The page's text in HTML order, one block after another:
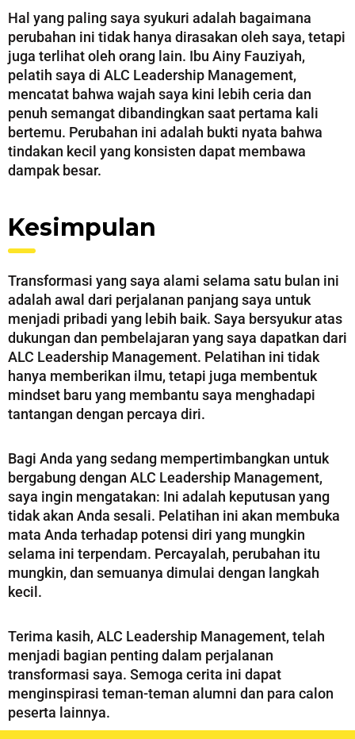
Hal yang paling saya syukuri adalah bagaimana
perubahan ini tidak hanya dirasakan oleh saya, tetapi
juga terlihat oleh orang lain. Ibu Ainy Fauziyah,
pelatih saya di ALC Leadership Management,
mencatat bahwa wajah saya kini lebih ceria dan
penuh semangat dibandingkan saat pertama kali
bertemu. Perubahan ini adalah bukti nyata bahwa
tindakan kecil yang konsisten dapat membawa
dampak besar.
Kesimpulan
Transformasi yang saya alami selama satu bulan ini
adalah awal dari perjalanan panjang saya untuk
menjadi pribadi yang lebih baik. Saya bersyukur atas
dukungan dan pembelajaran yang saya dapatkan dari
ALC Leadership Management. Pelatihan ini tidak
hanya memberikan ilmu, tetapi juga membentuk
mindset baru yang membantu saya menghadapi
tantangan dengan percaya diri.
Bagi Anda yang sedang mempertimbangkan untuk
bergabung dengan ALC Leadership Management,
saya ingin mengatakan: Ini adalah keputusan yang
tidak akan Anda sesali. Pelatihan ini akan membuka
mata Anda terhadap potensi diri yang mungkin
selama ini terpendam. Percayalah, perubahan itu
mungkin, dan semuanya dimulai dengan langkah
kecil.
Terima kasih, ALC Leadership Management, telah
menjadi bagian penting dalam perjalanan
transformasi saya. Semoga cerita ini dapat
menginspirasi teman-teman alumni dan para calon
peserta lainnya.